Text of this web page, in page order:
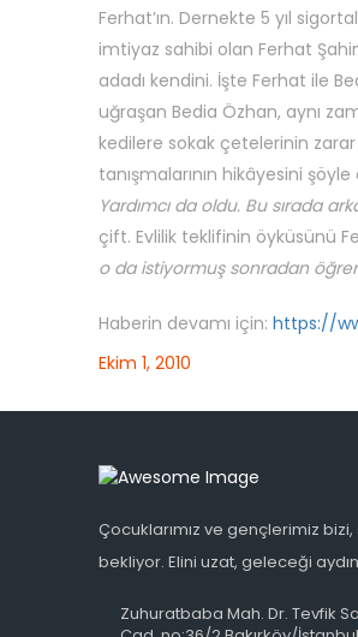
Ferhat’ın. Dernekte 5 yıl
imtiyaz sahibi olan Ferhat
adadı kendini. İşte Ferhat ile
uğraşan Bedia Özhan, aynı
kedilere sokak çetelerinin
tanışmalarının hikâyesini şöyle
Yardımcı da oldu. Bu sırada
çift. Evlilik teklifinin öyküsünü
o da istiyormuş sonradan
Haberin devamı için: https://
Ekim 1, 2010
Çocuklarımız ve gençlerimiz bizi,
bekliyor. Elini uzat, geleceği
Zuhuratbaba Mah. Dr. Tevfik